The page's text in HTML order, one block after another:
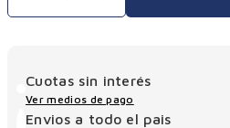
Cuotas sin interés
Ver medios de pago
Envios a todo el pais